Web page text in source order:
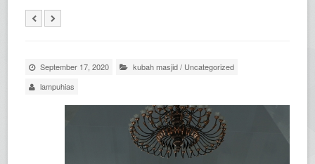
September 17, 2020 kubah masjid/ Uncategorized
lampuhias